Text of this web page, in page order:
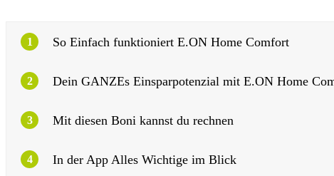
1 So Einfach funktioniert E.ON Home Comfort
2 Dein GANZEs Einsparpotenzial mit E.ON Home
3 Mit diesen Boni kannst du rechnen
4 In der App Alles Wichtige im Blick